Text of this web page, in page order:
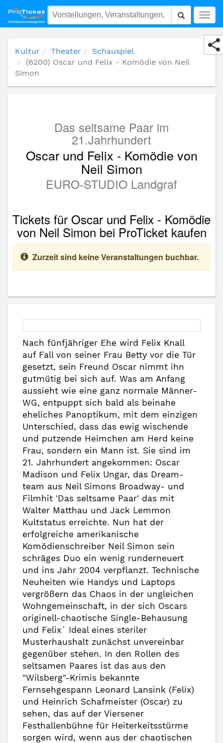
(6200) Oscar und Felix - Komödie von Neil Simon
Kultur Theater
Schauspiel
(6200) Oscar und Felix - Komödie von Neil
Simon
Das seltsame Paar im
21.Jahrhundert
Oscar und Felix - Komödie von
Neil Simon
EURO-STUDIO Landgraf
Tickets für Oscar und Felix - Komödie
von Neil Simon bei ProTicket kaufen
Zurzeit sind keine Veranstaltungen buchbar.
Nach fünfjähriger Ehe wird Felix Knall
auf Fall von seiner Frau Betty vor die Tür
gesetzt, sein Freund Oscar nimmt ihn
gutmütig bei sich auf. Was am Anfang
aussieht wie eine ganz normale Männer-
WG, entpuppt sich bald als beinahe
eheliches Panoptikum, mit dem einzigen
Unterschied, dass das ewig wischende
und putzende Heimchen am Herd keine
Frau, sondern ein Mann ist. Sie sind im
21. Jahrhundert angekommen: Oscar
Madison und Felix Ungar, das Dream-
team aus Neil Simons Broadway- und
Filmhit 'Das seltsame Paar' das mit
Walter Matthau und Jack Lemmon
Kultstatus erreichte. Nun hat der
erfolgreiche amerikanische
Komödienschreiber Neil Simon sein
schräges Duo ein wenig runderneuert
und ins Jahr 2004 verpflanzt. Technische
Neuheiten wie Handys und Laptops
vergrößern das Chaos in der ungleichen
Wohngemeinschaft, in der sich Oscars
originell-chaotische Single-Behausung
und Felix´ Ideal eines steriler
Musterhaushalt zunächst unvereinbar
gegenüber stehen. In den Rollen des
seltsamen Paares ist das aus den
"Wilsberg"-Krimis bekannte
Fernsehgespann Leonard Lansink (Felix)
und Heinrich Schafmeister (Oscar) zu
sehen, das auf der Viersener
Festhallenbühne für Heiterkeitsstürme
sorgen wird, wenn aus der chaotischen